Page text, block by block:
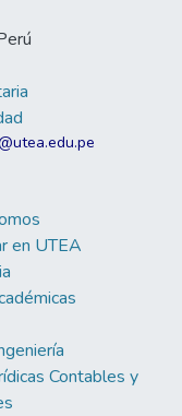
en UTEA
Contables y